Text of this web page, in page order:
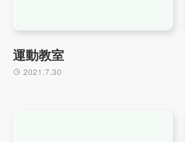
運動教室
2021.7.30